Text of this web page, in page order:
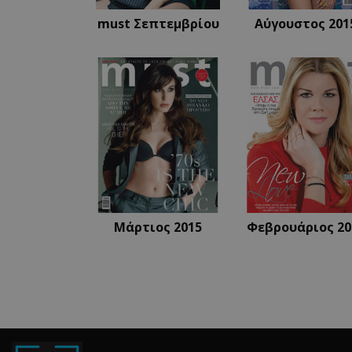
must Σεπτεμβρίου Αύγουστος
Μάρτιος 2015 Φεβρουάριος
_scc_session
PHPSESSID